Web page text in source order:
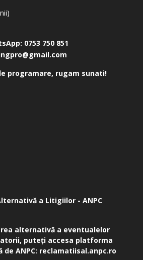
0753 750 851
programare, rugam sunati!
alternativă a eventualelor
puteți accesa platforma
ANPC: reclamatiisal.anpc.ro